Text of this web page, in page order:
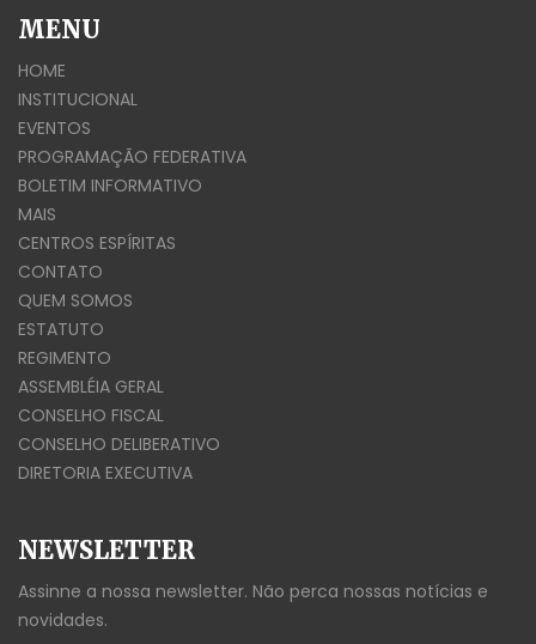
MENU
HOME
INSTITUCIONAL
EVENTOS
PROGRAMAÇÃO FEDERATIVA
BOLETIM INFORMATIVO
MAIS
CENTROS ESPÍRITAS
CONTATO
QUEM SOMOS
ESTATUTO
REGIMENTO
ASSEMBLÉIA GERAL
CONSELHO FISCAL
CONSELHO DELIBERATIVO
DIRETORIA EXECUTIVA
NEWSLETTER
Assinne a nossa newsletter. Não perca nossas notícias e
novidades.